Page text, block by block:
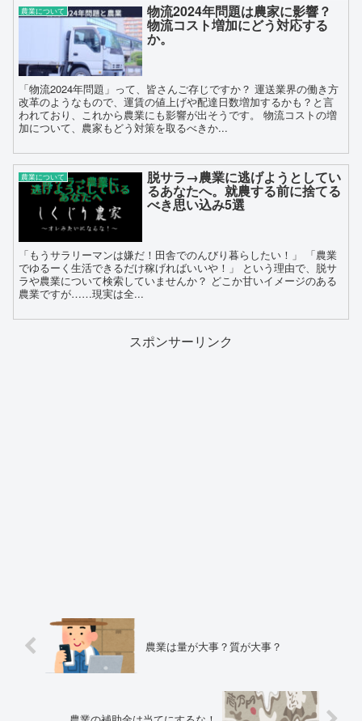
農業について 物流2024年問題は農家に影響？
物流コスト増加にどう対応する
か。
「物流2024年問題」って、皆さんご存じですか？ 運送業界の働き方
改革のようなもので、運賃の値上げや配達日数増加するかも？と言
われており、これから農業にも影響が出そうです。 物流コストの増
加について、農家もどう対策を取るべきか...
農業について 脱サラ→農業に逃げようとしてい
るあなたへ。就農する前に捨てる
べき思い込み5選
「もうサラリーマンは嫌だ！田舎でのんびり暮らしたい！」 「農業
でゆるーく生活できるだけ稼げればいいや！」 という理由で、脱サ
ラや農業について検索していませんか？ どこか甘いイメージのある
農業ですが……現実は全...
スポンサーリンク
農業は量が大事？質が大事？